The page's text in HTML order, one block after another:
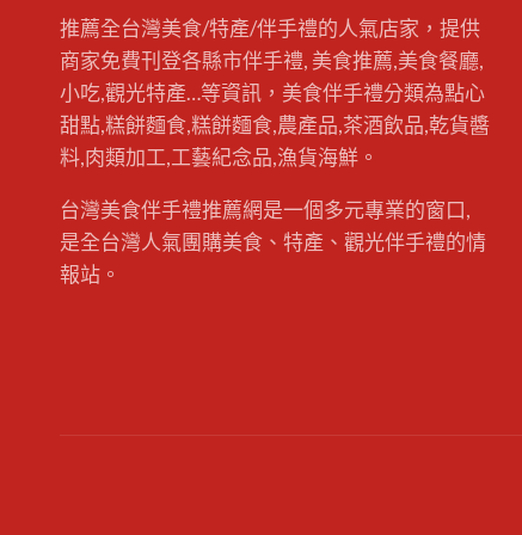
推薦全台灣美食/特產/伴手禮的人氣店家，提供
商家免費刊登各縣市伴手禮, 美食推薦,美食餐廳,
小吃,觀光特產…等資訊，美食伴手禮分類為點心
甜點,糕餅麵食,糕餅麵食,農產品,茶酒飲品,乾貨醬
料,肉類加工,工藝紀念品,漁貨海鮮。
台灣美食伴手禮推薦網是一個多元專業的窗口,
是全台灣人氣團購美食、特產、觀光伴手禮的情
報站。